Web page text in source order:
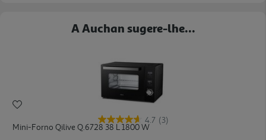
A Auchan sugere-lhe...
4.7 (3)
Mini-Forno Qilive Q.6728 38 L 1800 W